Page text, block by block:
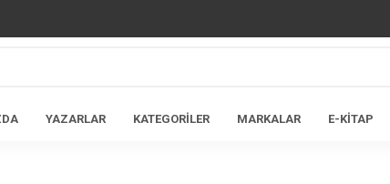
YAZARLAR KATEGORİLER MARKALAR E-KİTAP